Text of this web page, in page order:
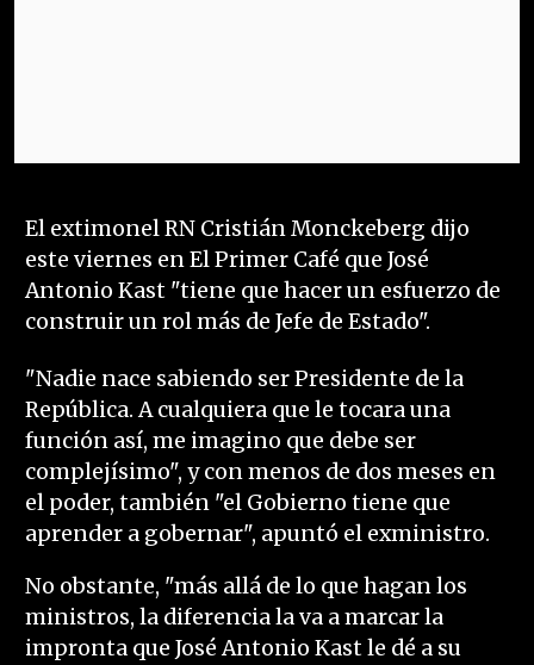
El extimonel RN Cristián Monckeberg dijo
este viernes en El Primer Café que José
Antonio Kast "tiene que hacer un esfuerzo de
construir un rol más de Jefe de Estado".
"Nadie nace sabiendo ser Presidente de la
República. A cualquiera que le tocara una
función así, me imagino que debe ser
complejísimo", y con menos de dos meses en
el poder, también "el Gobierno tiene que
aprender a gobernar", apuntó el exministro.
No obstante, "más allá de lo que hagan los
ministros, la diferencia la va a marcar la
impronta que José Antonio Kast le dé a su